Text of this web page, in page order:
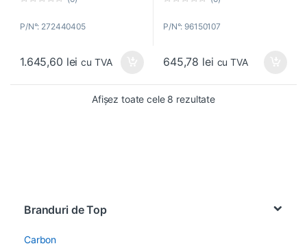
u
5
P/N°: 272440405
1.645,60 lei cu TVA
u
5
P/N°: 96150107
645,78 lei cu TVA
Afișez toate cele 8 rezultate
Branduri de Top
Carbon